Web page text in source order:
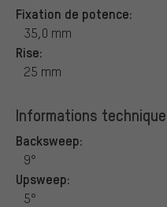
Fixation de potence:
35,0 mm
Rise:
25 mm
Informations
Backsweep:
9°
Upsweep:
5°